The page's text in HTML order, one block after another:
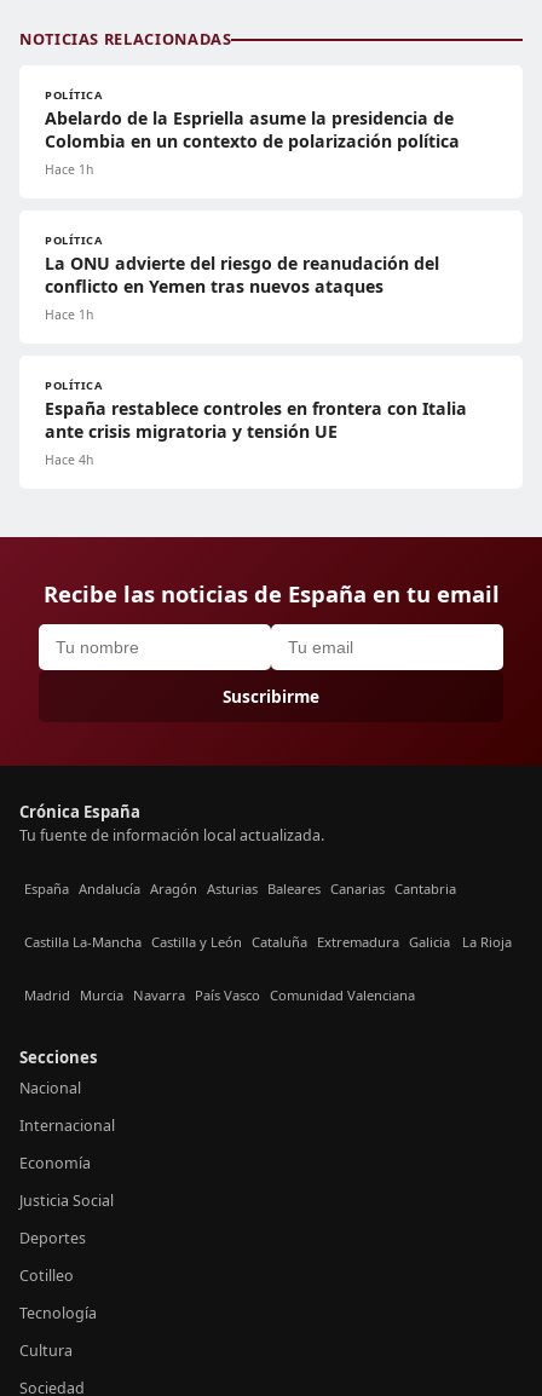
NOTICIAS RELACIONADAS
POLÍTICA
Abelardo de la Espriella asume la presidencia de
Colombia en un contexto de polarización política
Hace 1h
POLÍTICA
La ONU advierte del riesgo de reanudación del
conflicto en Yemen tras nuevos ataques
Hace 1h
POLÍTICA
España restablece controles en frontera con Italia
ante crisis migratoria y tensión UE
Hace 4h
Recibe las noticias de España en tu email
Suscribirme
Crónica España
Tu fuente de información local actualizada.
España Andalucía Aragón Asturias Baleares Canarias Cantabria
Castilla La-Mancha Castilla y León Cataluña Extremadura Galicia La Rioja
Madrid Murcia Navarra País Vasco Comunidad Valenciana
Secciones
Nacional
Internacional
Economía
Justicia Social
Deportes
Cotilleo
Tecnología
Cultura
Sociedad